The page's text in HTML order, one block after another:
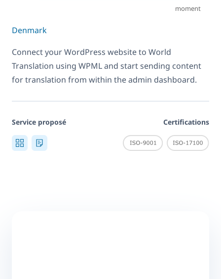
moment
Denmark
Connect your WordPress website to World
Translation using WPML and start sending content
for translation from within the admin dashboard.
Service proposé Certifications